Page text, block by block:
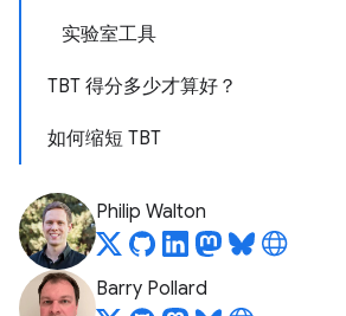
实验室工具
TBT 得分多少才算好？
如何缩短 TBT
Philip Walton
Barry Pollard